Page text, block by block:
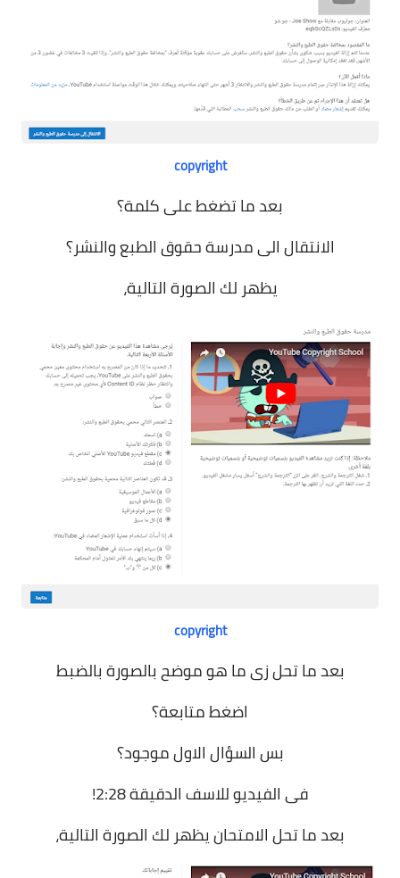
copyright
بعد ما تضغط على كلمة؟
الانتقال الى مدرسة حقوق الطبع والنشر؟
يظهر لك الصورة التالية،
copyright
بعد ما تحل زى ما هو موضح بالصورة بالضبط
اضغط متابعة؟
بس السؤال الاول موجود؟
فى الفيديو للاسف الدقيقة 2:28!
بعد ما تحل الامتحان يظهر لك الصورة التالية،